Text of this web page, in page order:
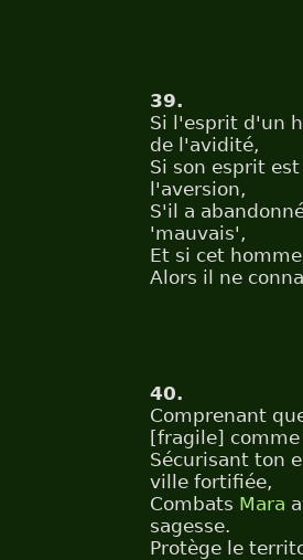
39.
Si l'esprit d'un
de l'avidité,
Si son esprit
l'aversion,
S'il a
'mauvais',
Et si cet
Alors il ne
40.
Comprenant
[fragile]
Sécurisant ton
ville fortifiée,
Combats Mara
sagesse.
Protège le